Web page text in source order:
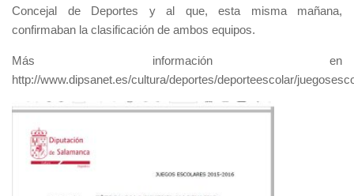
Concejal de Deportes y al que, esta misma mañana,
confirmaban la clasificación de ambos equipos.
Más información en
http://www.dipsanet.es/cultura/deportes/deporteescolar/